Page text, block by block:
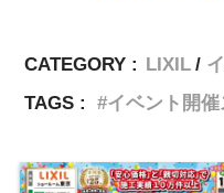
CATEGORY : LIXIL
TAGS :
イベント開